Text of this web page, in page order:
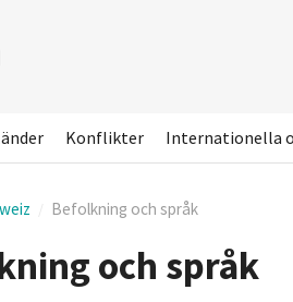
Konflikter Internationella
Befolkning och språk
och språk